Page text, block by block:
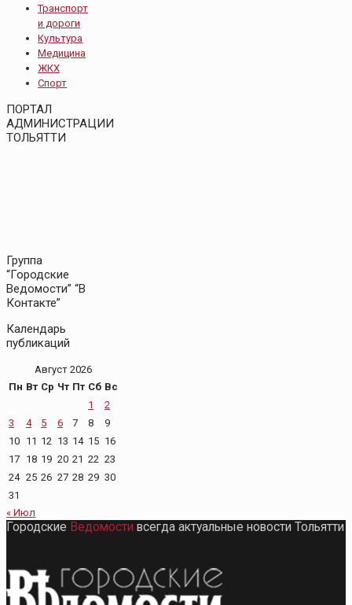
Транспорт
и дороги
Культура
Медицина
ЖКХ
Спорт
ПОРТАЛ
АДМИНИСТРАЦИИ
ТОЛЬЯТТИ
Группа
“Городские
Ведомости” “В
Контакте”
Календарь
публикаций
Август 2026
Пн Вт Ср Чт Пт Сб Вс
1
2
3
4 5 6 7 8
9
10 11 12 13 14 15 16
17 18 19 20 21 22 23
24 25 26 27 28 29 30
31
« Июл
Городские Ведомости всегда актуальные новости Тольятти